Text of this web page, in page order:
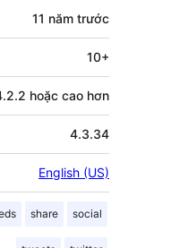
11 năm trước
10+
hoặc cao hơn
4.3.34
English (US)
share social